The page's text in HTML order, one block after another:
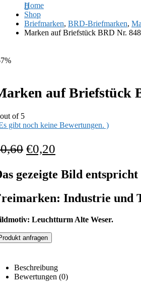
Home
Shop
Briefmarken, BRD-Briefmarken,
Marken auf Briefstück BRD Nr.
auf Briefstück
of 5
gibt noch keine Bewertungen. )
0,60 €0,20
gezeigte Bild
Industrie und
Leuchtturm Alte Weser.
anfragen
Beschreibung
Bewertungen (0)